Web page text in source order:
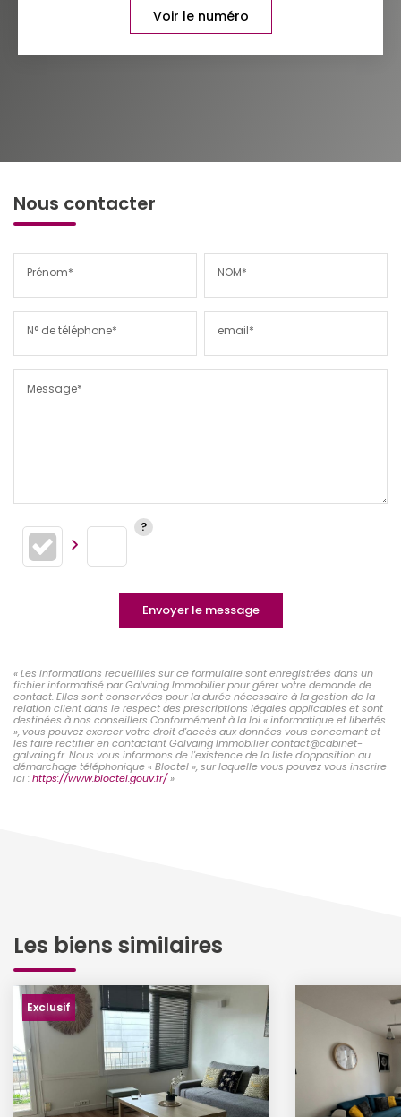
Voir le numéro
Nous contacter
Prénom* NOM*
N° de téléphone* email*
Message*
Envoyer le message
« Les informations recueillies sur ce formulaire sont enregistrées dans un
fichier informatisé par Galvaing Immobilier pour gérer votre demande de
contact. Elles sont conservées pour la durée nécessaire à la gestion de la
relation client dans le respect des prescriptions légales applicables et sont
destinées à nos conseillers Conformément à la loi « informatique et libertés
», vous pouvez exercer votre droit d'accès aux données vous concernant et
les faire rectifier en contactant Galvaing Immobilier contact@cabinet-
galvaing.fr. Nous vous informons de l'existence de la liste d'opposition au
démarchage téléphonique « Bloctel », sur laquelle vous pouvez vous inscrire
ici : https://www.bloctel.gouv.fr/»
Les biens similaires
Exclusif